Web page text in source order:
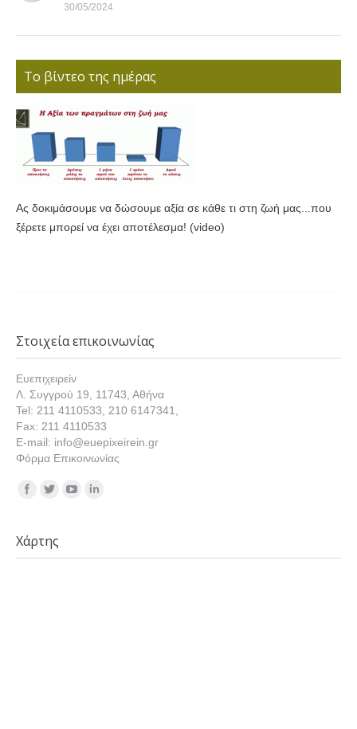
30/05/2024
Το βίντεο της ημέρας
Ας δοκιμάσουμε να δώσουμε αξία σε κάθε τι στη ζωή μας...που
ξέρετε μπορεί να έχει αποτέλεσμα! (video)
Στοιχεία επικοινωνίας
Ευεπιχειρείν
Λ. Συγγρού 19, 11743, Αθήνα
Tel: 211 4110533, 210 6147341,
Fax: 211 4110533
E-mail: info@euepixeirein.gr
Φόρμα Επικοινωνίας
Find us on:
Χάρτης